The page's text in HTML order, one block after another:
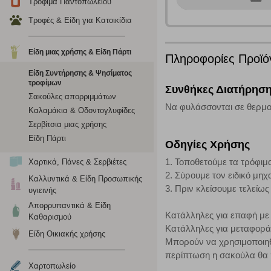
Τροφές & Είδη για Κατοικίδια
Είδη μιας χρήσης & Είδη Πάρτι
Είδη Συντήρησης & Ψησίματος
τροφίμων
Σακούλες απορριμμάτων
Καλαμάκια & Οδοντογλυφίδες
Σερβίτσια μιας χρήσης
Είδη Πάρτι
Χαρτικά, Πάνες & Σερβιέτες
Καλλυντικά & Είδη Προσωπικής
υγιεινής
Απορρυπαντικά & Είδη
Καθαρισμού
Είδη Οικιακής χρήσης
Χαρτοπωλείο
Πληροφορίες
Συνθήκες
Να φυλάσσονται σε
Οδηγίες Χρήσης
1. Τοποθετούμε τα
2. Σύρουμε τον ειδικό
3. Πριν κλείσουμε
Κατάλληλες για επαφή
Κατάλληλες για
Μπορούν να
περίπτωση η σακούλα θα
σχετικό κουμπί επάνω δεξιά, αφού ενημερωθείτε σχετικά.
σας ή/και της χρήσης των υπηρεσιών μας.
Λειτουργικά cookies
οποίων τις υπηρεσίες έχουμε επιλέξει. Αν δεν
Cookies στόχευσης
για τη δημιουργία ενός προφίλ των ενδιαφερόντων σας
το πρόγραμμα περιήγησης και τη συσκευή σας. Αν δεν
Cookies απόδοσης
Η συγκεκριμένη κατηγορία cookies μας δίνει τη
να γνωρίζουμε ποιες σελίδες είναι περισσότερο, ή
τα cookies είναι συγκεντρωτικές και, συνεπώς,